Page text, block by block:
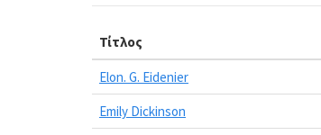
Τίτλος
Elon. G. Eidenier
Emily Dickinson